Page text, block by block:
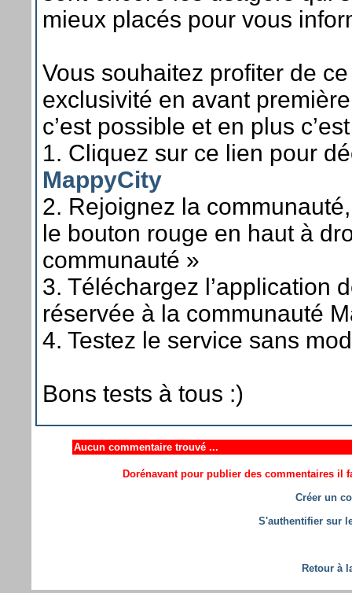
mieux placés pour vous
Vous souhaitez profiter de
exclusivité en avant
c’est possible et en plus
1. Cliquez sur ce lien pour
MappyCity
2. Rejoignez la
le bouton rouge en haut à
communauté »
3. Téléchargez l’application
réservée à la communauté
4. Testez le service sans
Bons tests à tous :)
Aucun commentaire trouvé ...
Dorénavant pour publier des commentaires il
Créer un
S'authentifier sur
Retour à